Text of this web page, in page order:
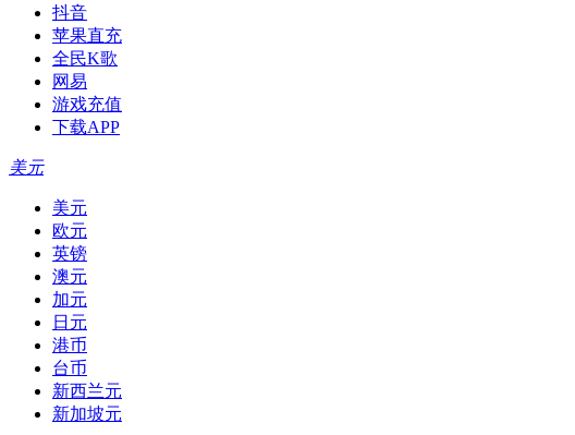
抖音
苹果直充
全民K歌
网易
游戏充值
下载APP
美元
美元
欧元
英镑
澳元
加元
日元
港币
台币
新西兰元
新加坡元